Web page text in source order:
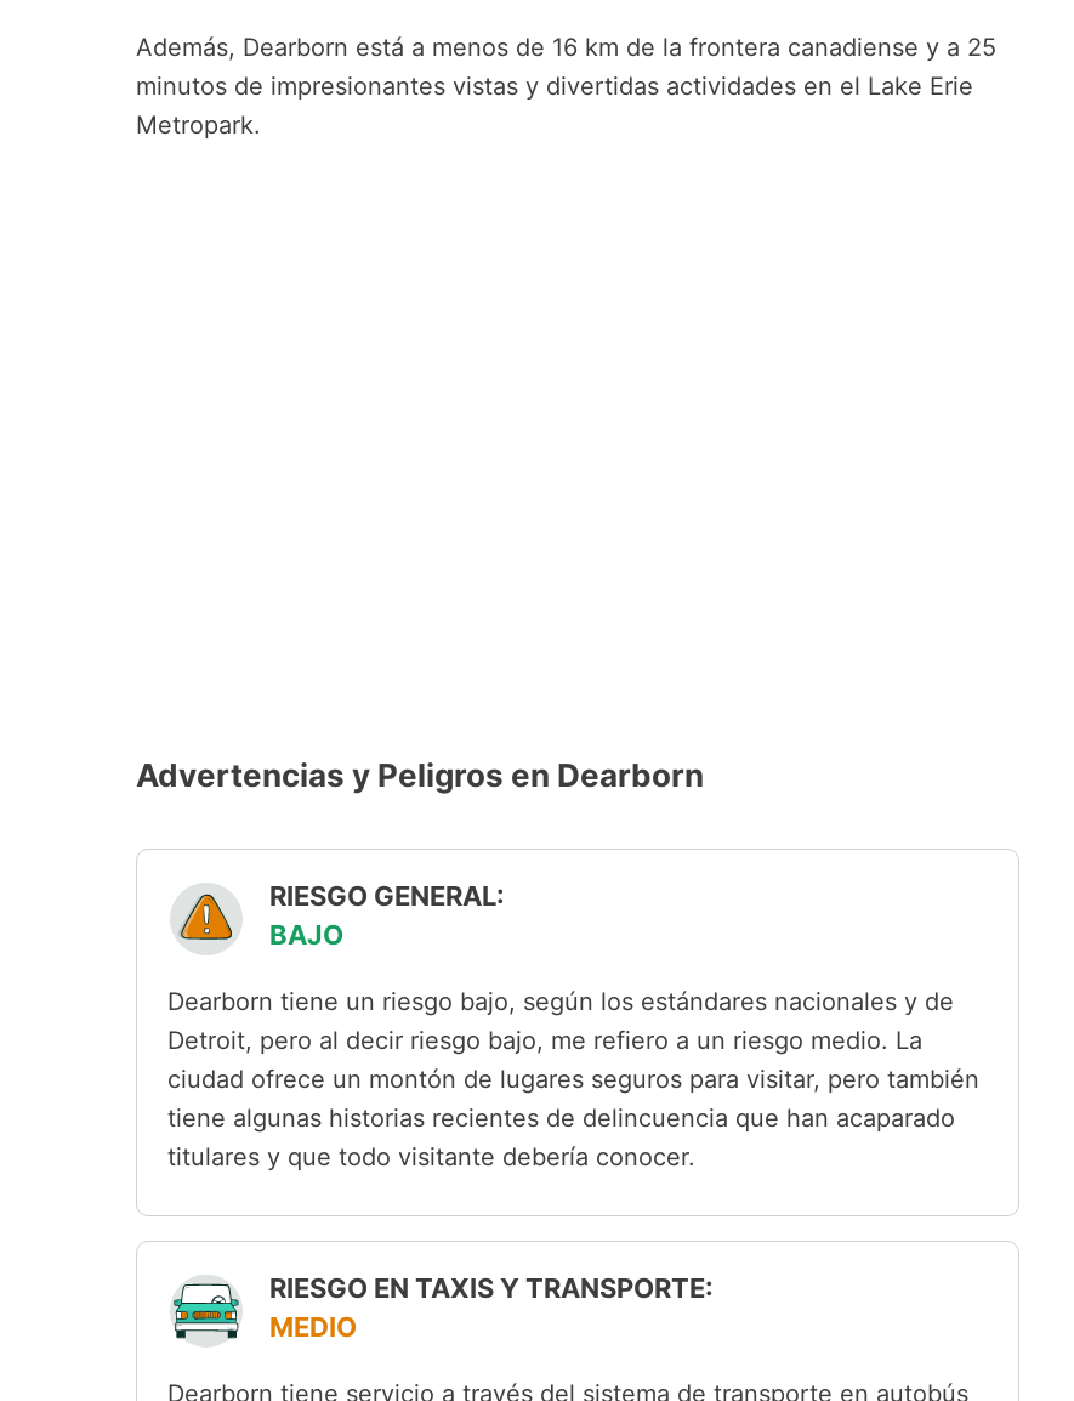
Además, Dearborn está a menos de 16 km de la frontera canadiense y a 25
minutos de impresionantes vistas y divertidas actividades en el Lake Erie
Metropark.
Advertencias y Peligros en Dearborn
RIESGO GENERAL:
BAJO
Dearborn tiene un riesgo bajo, según los estándares nacionales y de
Detroit, pero al decir riesgo bajo, me refiero a un riesgo medio. La
ciudad ofrece un montón de lugares seguros para visitar, pero también
tiene algunas historias recientes de delincuencia que han acaparado
titulares y que todo visitante debería conocer.
RIESGO EN TAXIS Y TRANSPORTE:
MEDIO
Dearborn tiene servicio a través del sistema de transporte en autobús